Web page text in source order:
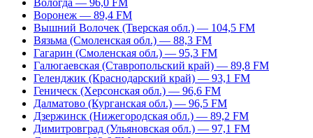
Вологда — 96,0 FM
Воронеж — 89,4 FM
Вышний Волочек (Тверская обл.) — 104,5 FM
Вязьма (Смоленская обл.) — 88,3 FM
Гагарин (Смоленская обл.) — 95,3 FM
Галюгаевская (Ставропольский край) — 89,8 FM
Геленджик (Краснодарский край) — 93,1 FM
Геническ (Херсонская обл.) — 96,6 FM
Далматово (Курганская обл.) — 96,5 FM
Дзержинск (Нижегородская обл.) — 89,2 FM
Димитровград (Ульяновская обл.) — 97,1 FM